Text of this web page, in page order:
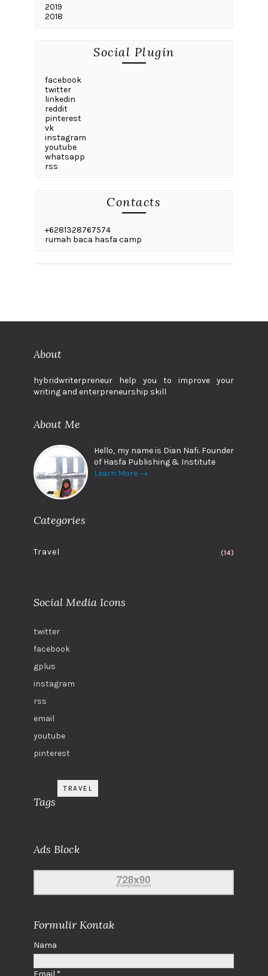
2019
2018
Social Plugin
facebook
twitter
linkedin
reddit
pinterest
vk
instagram
youtube
whatsapp
rss
Contacts
+6281328767574
rumah baca hasfa camp
About
hybridwriterpreneur help you to improve your
writing and enterpreneurship skill
About Me
Hello, my name is Dian Nafi. Founder
of Hasfa Publishing & Institute
Learn More →
Categories
Travel (14)
Social Media Icons
twitter
facebook
gplus
instagram
rss
email
youtube
pinterest
Tags
TRAVEL
Ads Block
Formulir Kontak
Nama
Email *